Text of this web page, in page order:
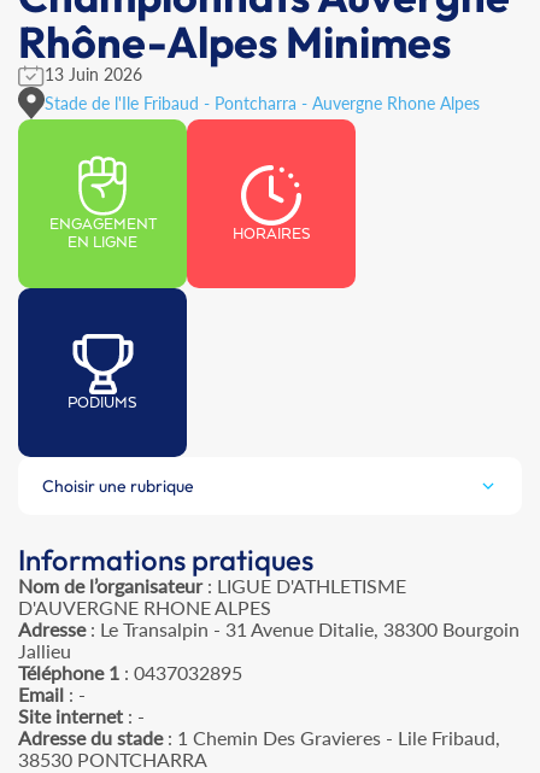
Rhône-Alpes Minimes
13 Juin 2026
Stade de l'Ile Fribaud - Pontcharra - Auvergne Rhone Alpes
ENGAGEMENT
EN LIGNE
HORAIRES
PODIUMS
Choisir une rubrique
Informations pratiques
Nom de l’organisateur: LIGUE D'ATHLETISME
D'AUVERGNE RHONE ALPES
Adresse: Le Transalpin - 31 Avenue Ditalie, 38300 Bourgoin
Jallieu
Téléphone 1 : 0437032895
Email : -
Site internet : -
Adresse du stade: 1 Chemin Des Gravieres - Lile Fribaud,
38530 PONTCHARRA